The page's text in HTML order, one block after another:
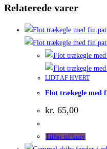
Relaterede varer
LIDT AF HVERT
Flot trækegle med
kr. 65,00
Tilføj til kurv